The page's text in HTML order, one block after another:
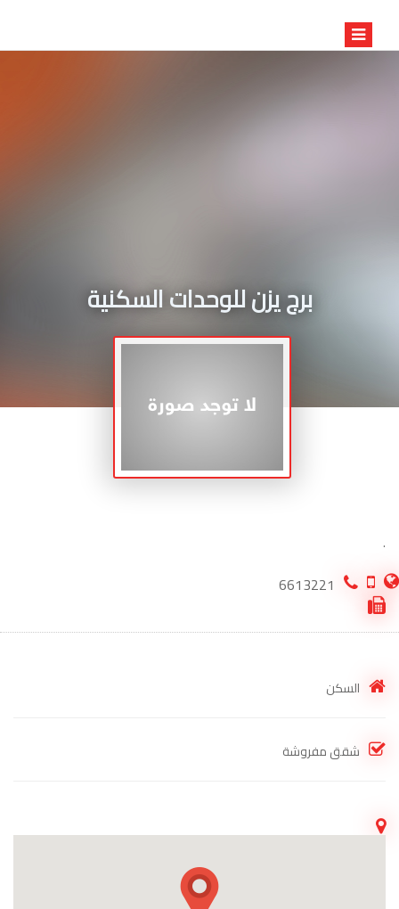
برج يزن للوحدات السكنية
.
6613221
السكن
شقق مفروشة